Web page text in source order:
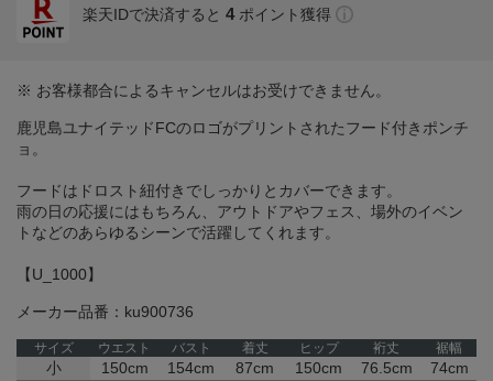
楽天IDで決済すると 4 ポイント獲得
※ お客様都合によるキャンセルはお受けできません。
鹿児島ユナイテッドFCのロゴがプリントされたフード付きポンチ
ョ。
フードはドロスト紐付きでしっかりとカバーできます。
雨の日の応援にはもちろん、アウトドアやフェス、場外のイベン
トなどのあらゆるシーンで活躍してくれます。
【U_1000】
メーカー品番：ku900736
サイズ ウエスト バスト 着丈 ヒップ 裄丈 裾幅
小 150cm 154cm 87cm 150cm 76.5cm
74cm